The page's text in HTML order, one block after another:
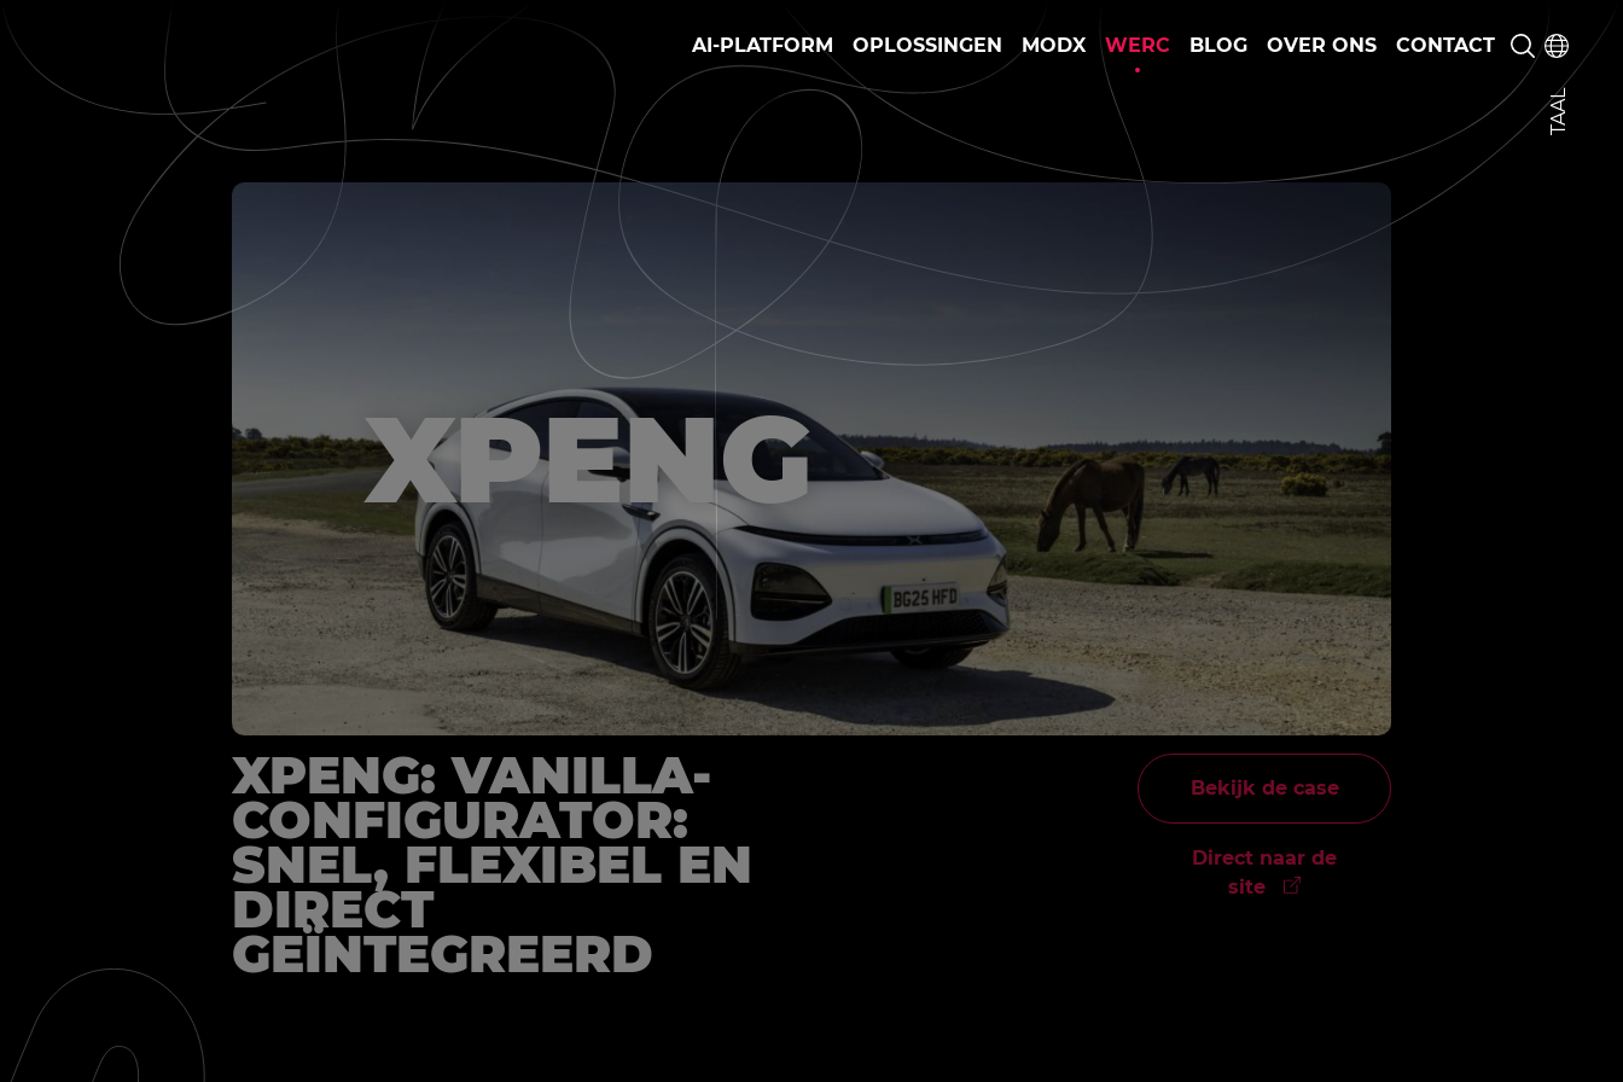
AI-PLATFORM OPLOSSINGEN MODX WERC BLOG OVER ONS CONTACT
TAAL
XPENG
XPENG: VANILLA-
CONFIGURATOR:
SNEL, FLEXIBEL EN
DIRECT
GEÏNTEGREERD
Bekijk de case
Direct naar de
site